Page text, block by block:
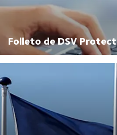
Folleto de DSV Protect